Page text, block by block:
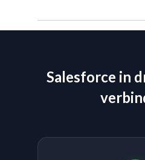
Salesforce in